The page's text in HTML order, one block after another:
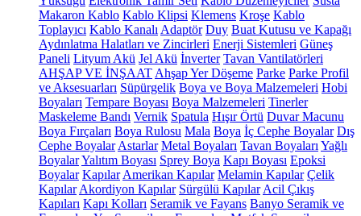
Makaron Kablo Kablo Klipsi Klemens Kroşe Kablo
Toplayıcı Kablo Kanalı Adaptör Duy Buat Kutusu ve Kapağı
Aydınlatma Halatları ve Zincirleri Enerji Sistemleri Güneş
Paneli Lityum Akü Jel Akü İnverter Tavan Vantilatörleri
AHŞAP VE İNŞAAT Ahşap Yer Döşeme Parke Parke Profil
ve Aksesuarları Süpürgelik Boya ve Boya Malzemeleri Hobi
Boyaları Tempare Boyası Boya Malzemeleri Tinerler
Maskeleme Bandı Vernik Spatula Hışır Örtü Duvar Macunu
Boya Fırçaları Boya Rulosu Mala Boya İç Cephe Boyalar Dış
Cephe Boyalar Astarlar Metal Boyaları Tavan Boyaları Yağlı
BoyalarYalıtım Boyası Sprey Boya Kapı Boyası Epoksi
Boyalar Kapılar Amerikan Kapılar Melamin Kapılar Çelik
Kapılar Akordiyon Kapılar Sürgülü Kapılar Acil Çıkış
Kapıları Kapı Kolları Seramik ve Fayans Banyo Seramik ve